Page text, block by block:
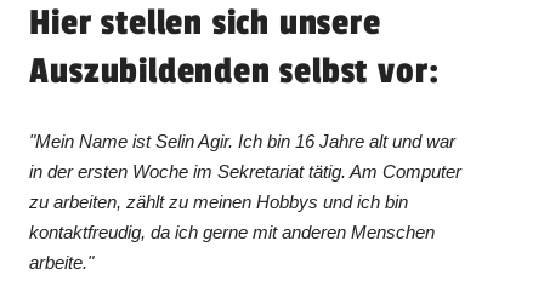
Hier stellen sich unsere
Auszubildenden selbst vor:
"Mein Name ist Selin Agir. Ich bin 16 Jahre alt und war
in der ersten Woche im Sekretariat tätig. Am Computer
zu arbeiten, zählt zu meinen Hobbys und ich bin
kontaktfreudig, da ich gerne mit anderen Menschen
arbeite."